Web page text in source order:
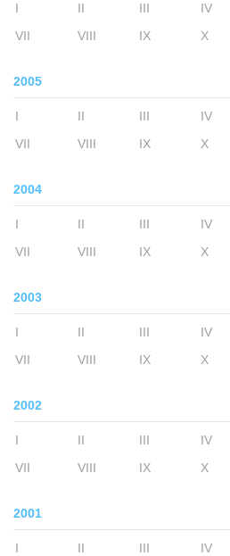
I II III IV
VII
VIII IX X
2005
I II III IV
VII
VIII IX X
2004
I II III IV
VII
VIII IX X
2003
I II III IV
VII
VIII IX X
2002
I II III IV
VII
VIII IX X
2001
I II III IV